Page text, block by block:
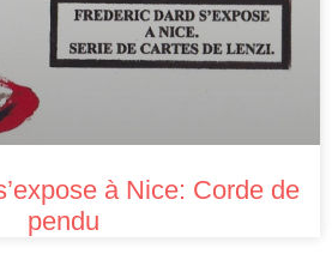
à Nice: Corde de
pendu